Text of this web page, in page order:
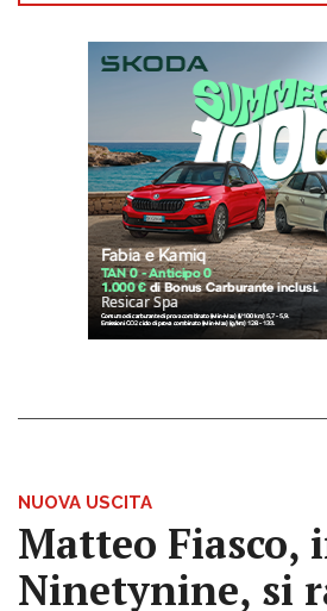
NUOVA USCITA
Matteo Fiasco,
Ninetynine, si